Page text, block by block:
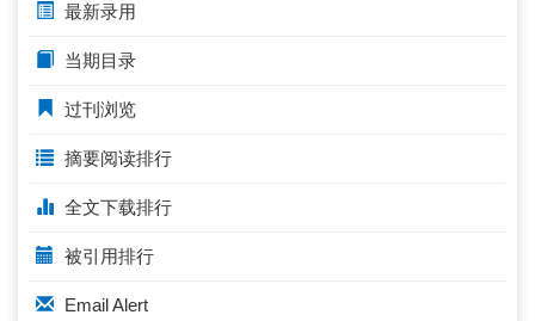
最新录用
当期目录
过刊浏览
摘要阅读排行
全文下载排行
被引用排行
Email Alert